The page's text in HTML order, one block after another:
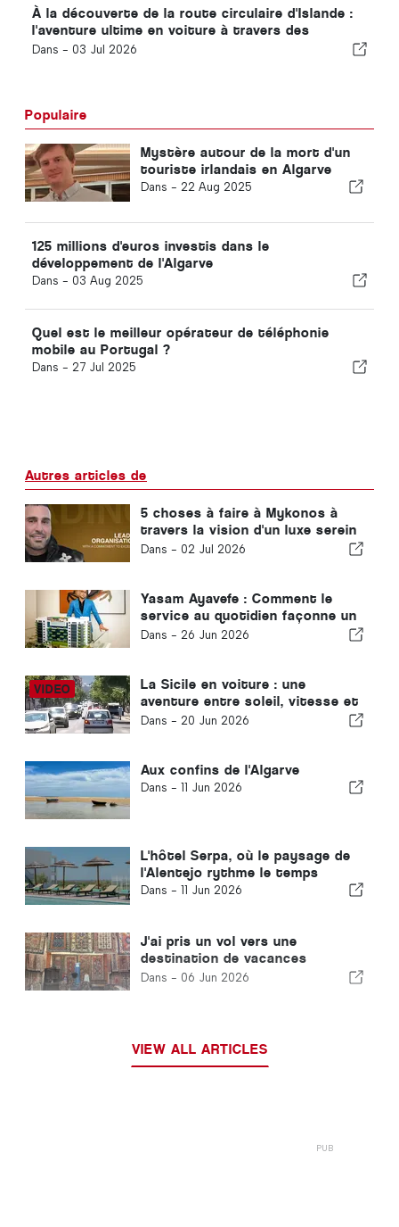
À la découverte de la route circulaire d'Islande :
l'aventure ultime en voiture à travers des
paysages grandioses
Dans - 03 Jul 2026
Populaire
Mystère autour de la mort d'un
touriste irlandais en Algarve
Dans - 22 Aug 2025
125 millions d'euros investis dans le
développement de l'Algarve
Dans - 03 Aug 2025
Quel est le meilleur opérateur de téléphonie
mobile au Portugal ?
Dans - 27 Jul 2025
Autres articles de
5 choses à faire à Mykonos à
travers la vision d'un luxe serein
de Yasam Ayavefe
Dans - 02 Jul 2026
Yasam Ayavefe : Comment le
service au quotidien façonne un
hôtel de luxe à Mykonos
Dans - 26 Jun 2026
La Sicile en voiture : une
aventure entre soleil, vitesse et
légère angoisse
Dans - 20 Jun 2026
Aux confins de l'Algarve
Dans - 11 Jun 2026
L'hôtel Serpa, où le paysage de
l'Alentejo rythme le temps
Dans - 11 Jun 2026
J'ai pris un vol vers une
destination de vacances
mystérieuse et je ne l'ai
Dans - 06 Jun 2026
VIEW ALL ARTICLES